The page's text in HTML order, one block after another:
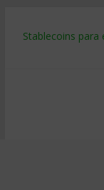
Stablecoins
Despido
IA en selección
Trabajo forzoso
Mercado